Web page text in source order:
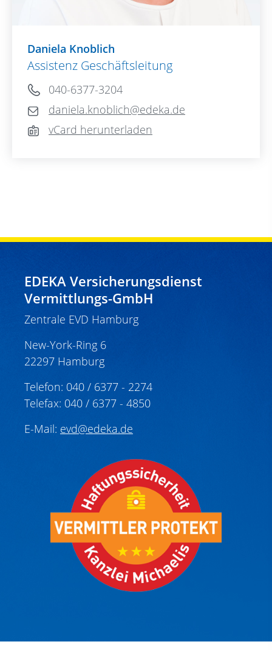
Daniela Knoblich
Assistenz Geschäftsleitung
040-6377-3204
daniela.knoblich@edeka.de
vCard herunterladen
EDEKA Versicherungsdienst
Vermittlungs-GmbH
Zentrale EVD Hamburg
New-York-Ring 6
22297 Hamburg
Telefon: 040 / 6377 - 2274
Telefax: 040 / 6377 - 4850
E-Mail: evd@edeka.de